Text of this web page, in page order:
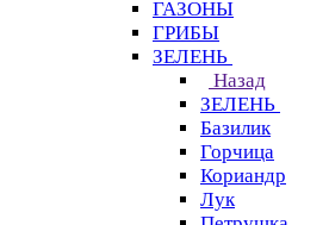
ГАЗОНЫ
ГРИБЫ
ЗЕЛЕНЬ
Назад
ЗЕЛЕНЬ
Базилик
Горчица
Кориандр
Лук